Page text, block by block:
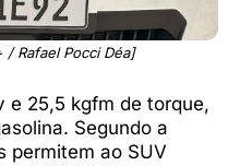
/ Rafael Pocci Déa]
e 25,5 kgfm de torque,
Segundo a
permitem ao SUV